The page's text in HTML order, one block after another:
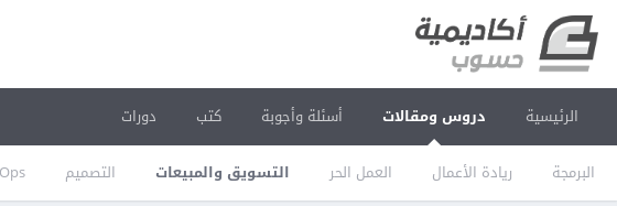
الرئيسية دروس ومقالات
البرمجة ريادة الأعمال العمل الحر التسويق والمبيعات التصميم
أسئلة وأجوبة كتب دورات